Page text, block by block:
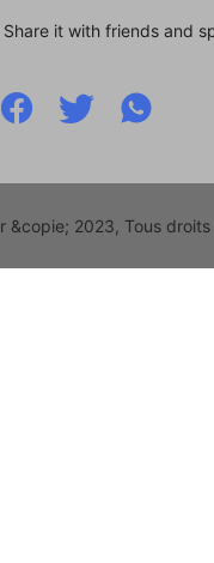
it with friends and
&copie; 2023, Tous